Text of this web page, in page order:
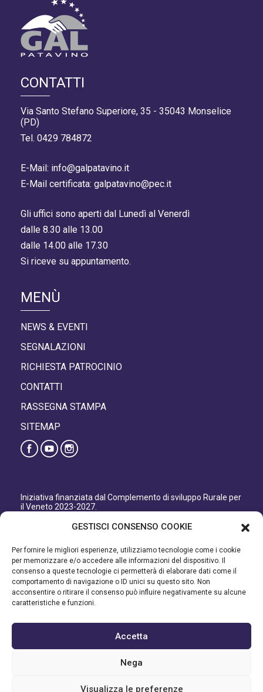
GESTISCI CONSENSO COOKIE
Per fornire le migliori esperienze, utilizziamo tecnologie come i cookie
per memorizzare e/o accedere alle informazioni del dispositivo. Il
consenso a queste tecnologie ci permetterà di elaborare dati come il
comportamento di navigazione o ID unici su questo sito. Non
acconsentire o ritirare il consenso può influire negativamente su alcune
caratteristiche e funzioni.
Accetta
Nega
Visualizza le preferenze
CONTATTI
Via Santo Stefano Superiore, 35 - 35043 Monselice
(PD)
Tel. 0429 784872
E-Mail: info@galpatavino.it
E-Mail certificata: galpatavino@pec.it
Gli uffici sono aperti dal Lunedì al Venerdì
dalle 8.30 alle 13.00
dalle 14.00 alle 17.30
Si riceve su appuntamento.
MENÙ
NEWS & EVENTI
SEGNALAZIONI
RICHIESTA PATROCINIO
CONTATTI
RASSEGNA STAMPA
SITEMAP
Iniziativa finanziata dal Complemento di sviluppo Rurale per
il Veneto 2023-2027.
Organismo responsabile dell’informazione: GAL Patavino
Autorità di Gestione regionale: Regione del Veneto –
Direzione AdG FEASR Bonifica e Irrigazione.
Iniziativa finanziata dal Programma di Sviluppo Rurale per il
Veneto 2014-2022.
Organismo responsabile dell’informazione: GAL Patavino.
©2023 GAL PATAVINO SCARL - Cap. Soc. 22.000,00€ - R.E.A.
334232 – C.F e P.IVA 03748880287 - All Right Reserved